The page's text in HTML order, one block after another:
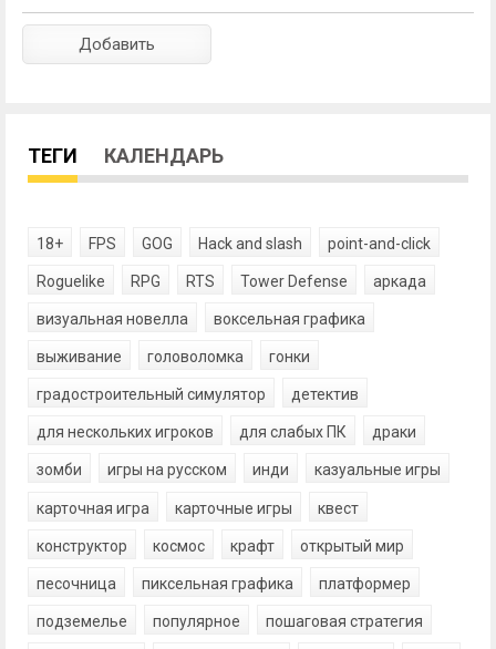
ТЕГИ КАЛЕНДАРЬ
18+ FPS GOG Hack and slash point-and-click
Roguelike RPG RTS Tower Defense аркада
визуальная новелла воксельная графика
выживание головоломка гонки
градостроительный симулятор детектив
для нескольких игроков для слабых ПК драки
зомби игры на русском инди казуальные игры
карточная игра карточные игры квест
конструктор космос крафт открытый мир
песочница пиксельная графика платформер
подземелье популярное пошаговая стратегия